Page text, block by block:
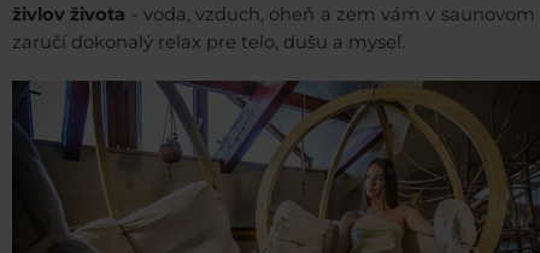
živlov života - voda, vzduch, oheň a zem vám v saunovom
zaručí dokonalý relax pre telo, dušu a myseľ.